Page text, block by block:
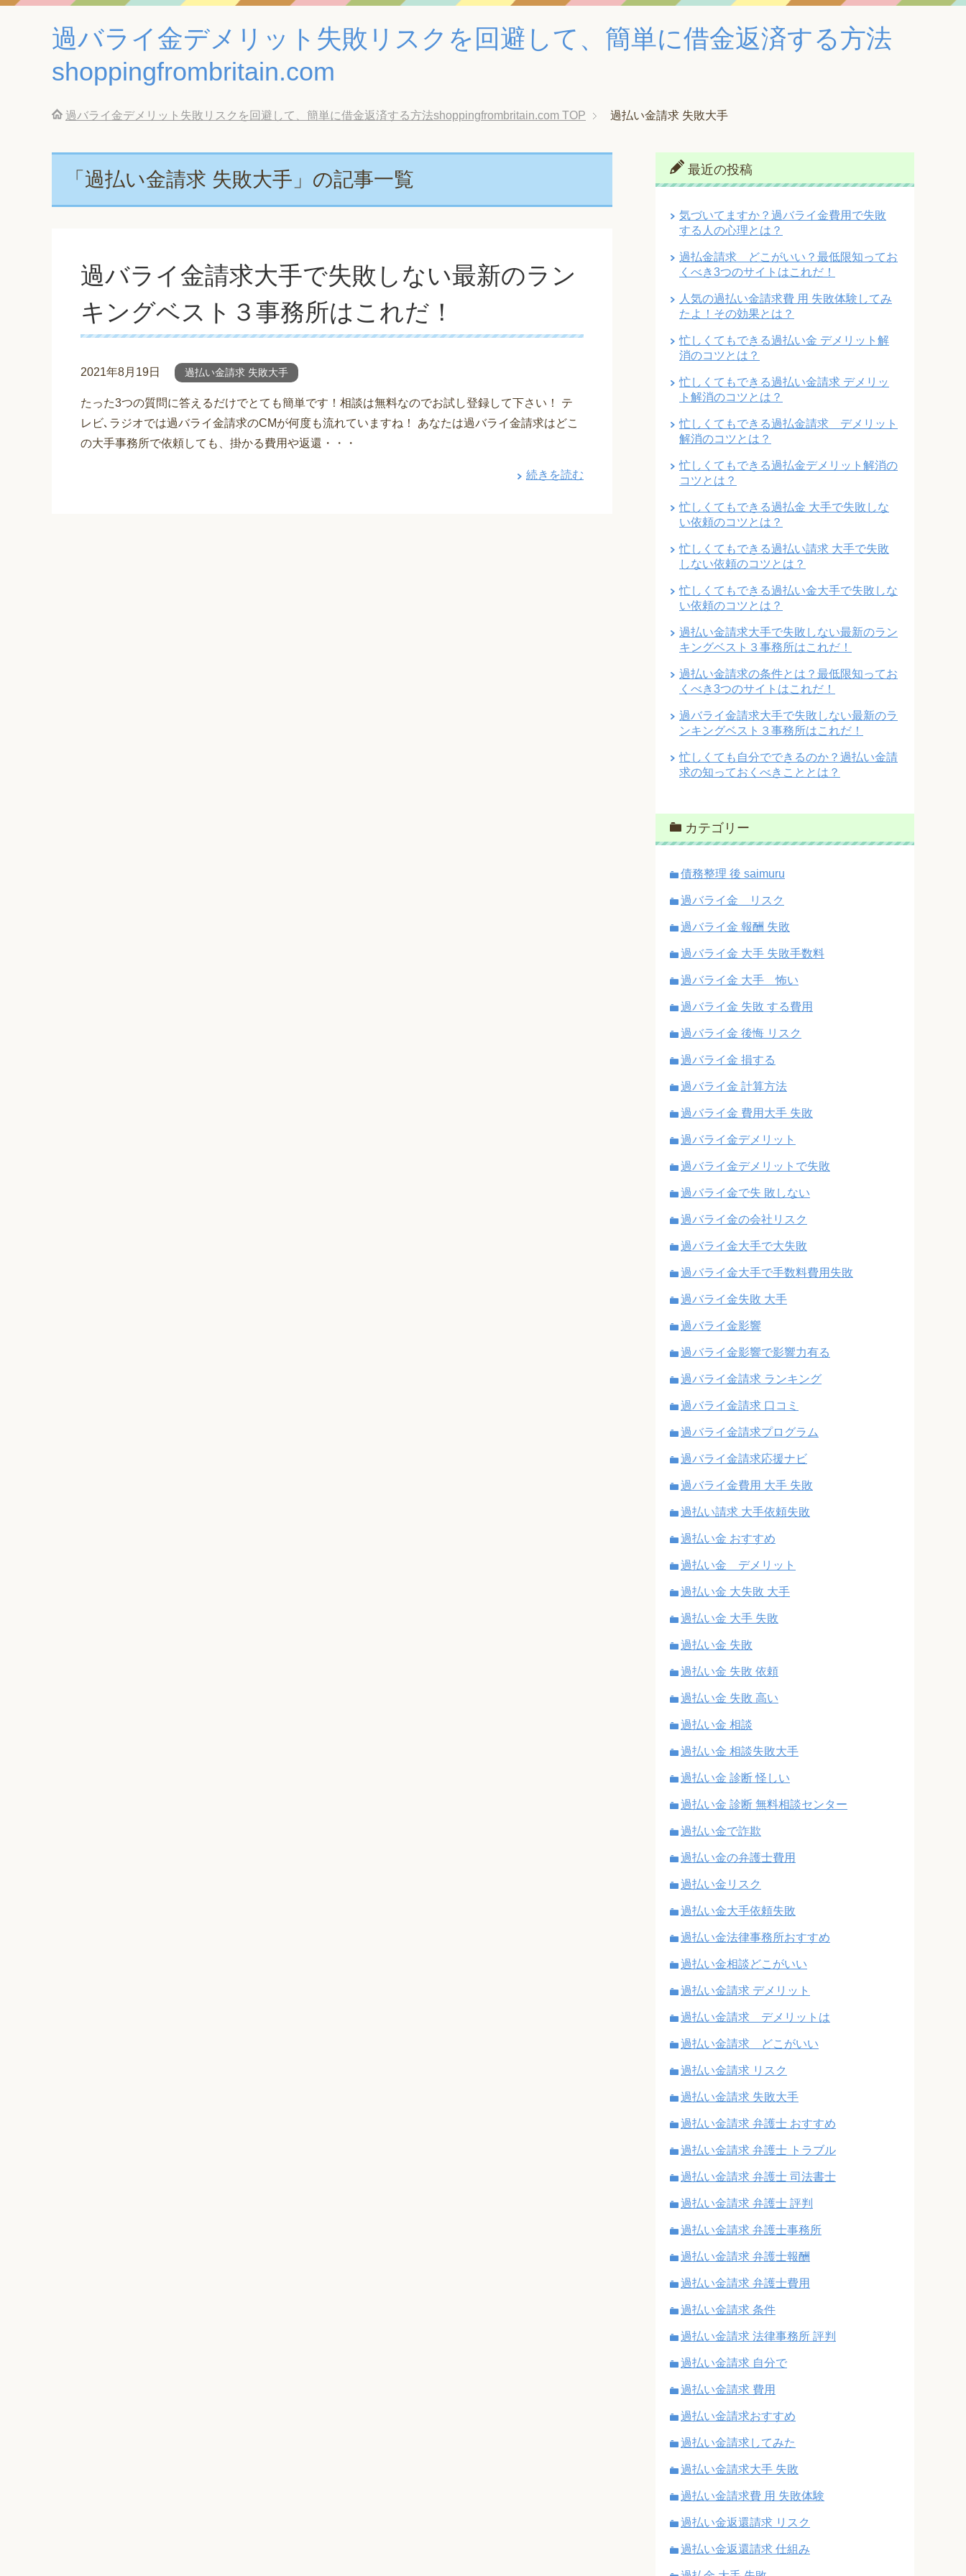
過バライ金デメリット失敗リスクを回避して、簡単に借金返済する方法
shoppingfrombritain.com
過バライ金デメリット失敗リスクを回避して、簡単に借金返済する方法shoppingfrombritain.com TOP 過払い金請求 失敗大手
「過払い金請求 失敗大手」の記事一覧
過バライ金請求大手で失敗しない最新のラン
キングベスト３事務所はこれだ！
2021年8月19日 過払い金請求 失敗大手
たった3つの質問に答えるだけでとても簡単です！相談は無料なのでお試し登録して下さい！ テ
レビ､ラジオでは過バライ金請求のCMが何度も流れていますね！ あなたは過バライ金請求はどこ
の大手事務所で依頼しても、掛かる費用や返還・・・
続きを読む
最近の投稿
気づいてますか？過バライ金費用で失敗
する人の心理とは？
過払金請求 どこがいい？最低限知ってお
くべき3つのサイトはこれだ！
人気の過払い金請求費 用 失敗体験してみ
たよ！その効果とは？
忙しくてもできる過払い金 デメリット解
消のコツとは？
忙しくてもできる過払い金請求 デメリッ
ト解消のコツとは？
忙しくてもできる過払金請求 デメリット
解消のコツとは？
忙しくてもできる過払金デメリット解消の
コツとは？
忙しくてもできる過払金 大手で失敗しな
い依頼のコツとは？
忙しくてもできる過払い請求 大手で失敗
しない依頼のコツとは？
忙しくてもできる過払い金大手で失敗しな
い依頼のコツとは？
過払い金請求大手で失敗しない最新のラン
キングベスト３事務所はこれだ！
過払い金請求の条件とは？最低限知ってお
くべき3つのサイトはこれだ！
過バライ金請求大手で失敗しない最新のラ
ンキングベスト３事務所はこれだ！
忙しくても自分でできるのか？過払い金請
求の知っておくべきこととは？
カテゴリー
債務整理 後 saimuru
過バライ金 リスク
過バライ金 報酬 失敗
過バライ金 大手 失敗手数料
過バライ金 大手 怖い
過バライ金 失敗 する費用
過バライ金 後悔 リスク
過バライ金 損する
過バライ金 計算方法
過バライ金 費用大手 失敗
過バライ金デメリット
過バライ金デメリットで失敗
過バライ金で失 敗しない
過バライ金の会社リスク
過バライ金大手で大失敗
過バライ金大手で手数料費用失敗
過バライ金失敗 大手
過バライ金影響
過バライ金影響で影響力有る
過バライ金請求 ランキング
過バライ金請求 口コミ
過バライ金請求プログラム
過バライ金請求応援ナビ
過バライ金費用 大手 失敗
過払い請求 大手依頼失敗
過払い金 おすすめ
過払い金 デメリット
過払い金 大失敗 大手
過払い金 大手 失敗
過払い金 失敗
過払い金 失敗 依頼
過払い金 失敗 高い
過払い金 相談
過払い金 相談失敗大手
過払い金 診断 怪しい
過払い金 診断 無料相談センター
過払い金で詐欺
過払い金の弁護士費用
過払い金リスク
過払い金大手依頼失敗
過払い金法律事務所おすすめ
過払い金相談どこがいい
過払い金請求 デメリット
過払い金請求 デメリットは
過払い金請求 どこがいい
過払い金請求 リスク
過払い金請求 失敗大手
過払い金請求 弁護士 おすすめ
過払い金請求 弁護士 トラブル
過払い金請求 弁護士 司法書士
過払い金請求 弁護士 評判
過払い金請求 弁護士事務所
過払い金請求 弁護士報酬
過払い金請求 弁護士費用
過払い金請求 条件
過払い金請求 法律事務所 評判
過払い金請求 自分で
過払い金請求 費用
過払い金請求おすすめ
過払い金請求してみた
過払い金請求大手 失敗
過払い金請求費 用 失敗体験
過払い金返還請求 リスク
過払い金返還請求 仕組み